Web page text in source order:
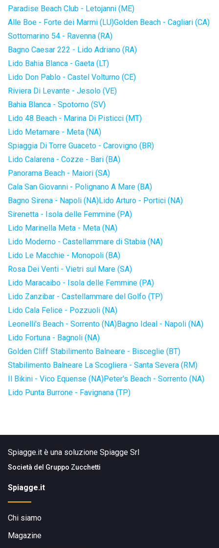
Paradise Beach Club - Letojanni (ME)
Alle Boe - Forte dei Marmi (LU)Golden Beach - Cagliari (CA)
Sottomarino 54 - Ravenna (RA)
Bagno Caesar 222 - Lido Adriano (RA)
Lido Bahia Blanca - Gaeta (LT)
Lido Don Pablo - Castel Volturno (CE)
Riviera Di Levante - Jesolo (VE)
Bahia Blanca - Spotorno (SV)
Lido 48 Beach - Marina Di Pisticci (MT)
Lido Metamare - Meta (NA)
Spiaggia Di Torre Guaceto - Carovigno (BR)
Lido Calarena - Cozze - Bari (BA)
Panorama Beach - Maiori (SA)
Cala San Giovanni - Polignano A Mare (BA)
Bagno Sirena - Napoli (NA)Lido Arturo - Portici (NA)
Sirenetta - Isola delle Femmine (PA)
Lido Marinella Meta - Meta (NA)
Lido Moderno - Castellammare di Stabia (NA)
Lido Le Macchie - Monopoli (BA)
Rosa Dei Venti - Vietri sul Mare (SA)
Lido Maracaibo - Isola delle Femmine (PA)
Lido Zanzibar - Castellammare del Golfo (TP)
Lido Cala Felice - Pozzuoli (NA)
Leonelli's Beach - Sorrento (NA)Bagno Ideal - Napoli (NA)
Lido Fortuna - Bagnoli (NA)
Golden Cliff Stabilimento Balneare - Bisceglie (BT)
Stabilimento Balneare La Scogliera - Santa Severa (RM)
Il Bikini - Vico Equense (NA)Peter's Beach - Sorrento (NA)
Lido Punta Burrone - Favignana (TP)
Spiagge.it è una soluzione Spiagge Srl
Società del Gruppo Zucchetti
Spiagge.it
Chi siamo
Magazine